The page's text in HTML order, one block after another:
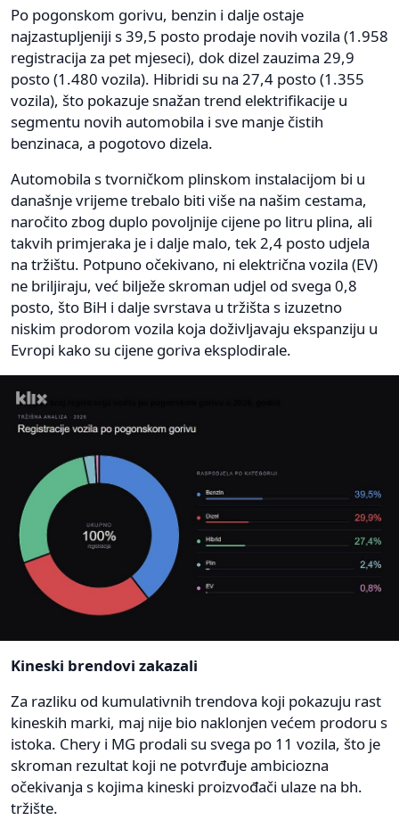
Po pogonskom gorivu, benzin i dalje ostaje
najzastupljeniji s 39,5 posto prodaje novih vozila (1.958
registracija za pet mjeseci), dok dizel zauzima 29,9
posto (1.480 vozila). Hibridi su na 27,4 posto (1.355
vozila), što pokazuje snažan trend elektrifikacije u
segmentu novih automobila i sve manje čistih
benzinaca, a pogotovo dizela.
Automobila s tvorničkom plinskom instalacijom bi u
današnje vrijeme trebalo biti više na našim cestama,
naročito zbog duplo povoljnije cijene po litru plina, ali
takvih primjeraka je i dalje malo, tek 2,4 posto udjela
na tržištu. Potpuno očekivano, ni električna vozila (EV)
ne briljiraju, već bilježe skroman udjel od svega 0,8
posto, što BiH i dalje svrstava u tržišta s izuzetno
niskim prodorom vozila koja doživljavaju ekspanziju u
Evropi kako su cijene goriva eksplodirale.
Kineski brendovi zakazali
Za razliku od kumulativnih trendova koji pokazuju rast
kineskih marki, maj nije bio naklonjen većem prodoru s
istoka. Chery i MG prodali su svega po 11 vozila, što je
skroman rezultat koji ne potvrđuje ambiciozna
očekivanja s kojima kineski proizvođači ulaze na bh.
tržište.